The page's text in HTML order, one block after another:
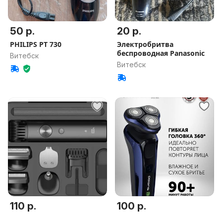
50 р.
PHILIPS PT 730
Витебск
20 р.
Электробритва
беспроводная Panasonic
Витебск
110 р. 100 р.